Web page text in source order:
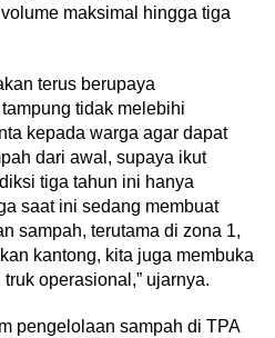
maksimal hingga tiga
terus berupaya
tidak melebihi
kepada warga agar dapat
dari awal, supaya ikut
tiga tahun ini hanya
saat ini sedang membuat
sampah, terutama di zona 1,
kantong, kita juga membuka
operasional,” ujarnya.
pengelolaan sampah di TPA